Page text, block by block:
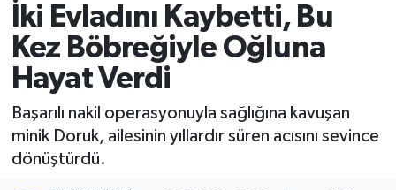
İki Evladını Kaybetti, Bu
Kez Böbreğiyle Oğluna
Hayat Verdi
Başarılı nakil operasyonuyla sağlığına kavuşan
minik Doruk, ailesinin yıllardır süren acısını sevince
dönüştürdü.